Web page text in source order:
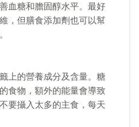
血糖和膽固醇水平。最好
，但膳食添加劑也可以幫
上的營養成分及含量。糖
食物，額外的能量會導致
要攝入太多的主食，每天